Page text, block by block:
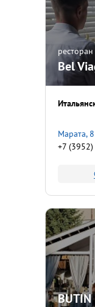
ресторан
Bel
Марата, 8
+7
BUTIN